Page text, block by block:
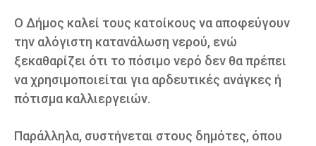
Ο Δήμος καλεί τους κατοίκους να αποφεύγουν
την αλόγιστη κατανάλωση νερού, ενώ
ξεκαθαρίζει ότι το πόσιμο νερό δεν θα πρέπει
να χρησιμοποιείται για αρδευτικές ανάγκες ή
πότισμα καλλιεργειών.
Παράλληλα, συστήνεται στους δημότες, όπου